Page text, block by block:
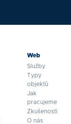
Web
Služby
Typy
objektů
Jak
pracujeme
Zkušenosti
O nás